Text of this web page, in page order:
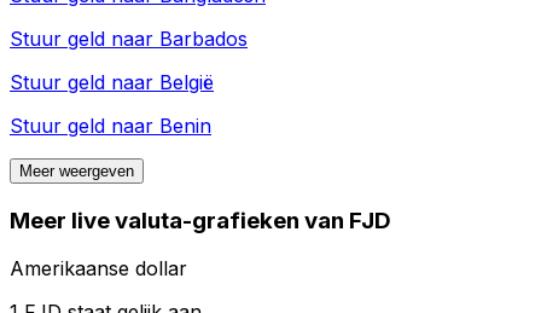
Stuur geld naar Barbados
Stuur geld naar België
Stuur geld naar Benin
Meer weergeven
Meer live valuta-grafieken van FJD
Amerikaanse dollar